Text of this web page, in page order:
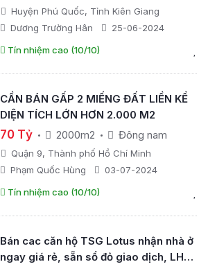
Huyện Phú Quốc, Tỉnh Kiên Giang
Dương Trường Hân
25-06-2024
Tín nhiệm cao (10/10)
CẦN BÁN GẤP 2 MIẾNG ĐẤT LIỀN KỀ
DIỆN TÍCH LỚN HƠN 2.000 M2
70 Tỷ 2000m2 Đông nam
Quận 9, Thành phố Hồ Chí Minh
Phạm Quốc Hùng
03-07-2024
Tín nhiệm cao (10/10)
Bán cac căn hộ TSG Lotus nhận nhà ở
ngay giá rẻ, sẵn sổ đỏ giao dịch, LH